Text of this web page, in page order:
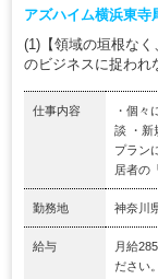
アズハイム横浜東寺
(1)【領域の垣根な
のビジネスに捉われ
仕事内容
・個々
談 ・新
プラン
居者の
勤務地 神奈川
給与
月給
ださい。